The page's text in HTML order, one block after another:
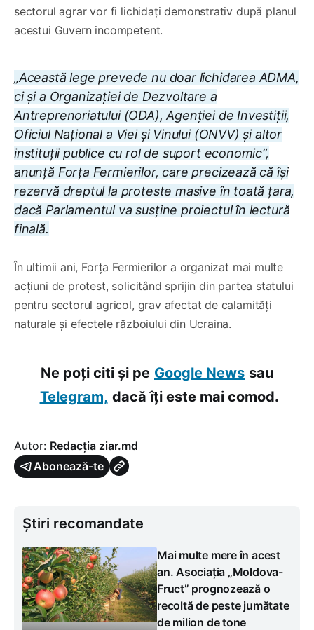
sectorul agrar vor fi lichidați demonstrativ după planul
acestui Guvern incompetent.
„Această lege prevede nu doar lichidarea ADMA,
ci și a Organizației de Dezvoltare a
Antreprenoriatului (ODA), Agenției de Investiții,
Oficiul Național a Viei și Vinului (ONVV) și altor
instituții publice cu rol de suport economic”,
anunță Forța Fermierilor, care precizează că își
rezervă dreptul la proteste masive în toată țara,
dacă Parlamentul va susține proiectul în lectură
finală.
În ultimii ani, Forța Fermierilor a organizat mai multe
acțiuni de protest, solicitând sprijin din partea statului
pentru sectorul agricol, grav afectat de calamități
naturale și efectele războiului din Ucraina.
Ne poți citi și pe Google News sau
Telegram, dacă îți este mai comod.
Autor: Redacția ziar.md
Abonează-te
Știri recomandate
Mai multe mere în acest
an. Asociația „Moldova-
Fruct” prognozează o
recoltă de peste jumătate
de milion de tone